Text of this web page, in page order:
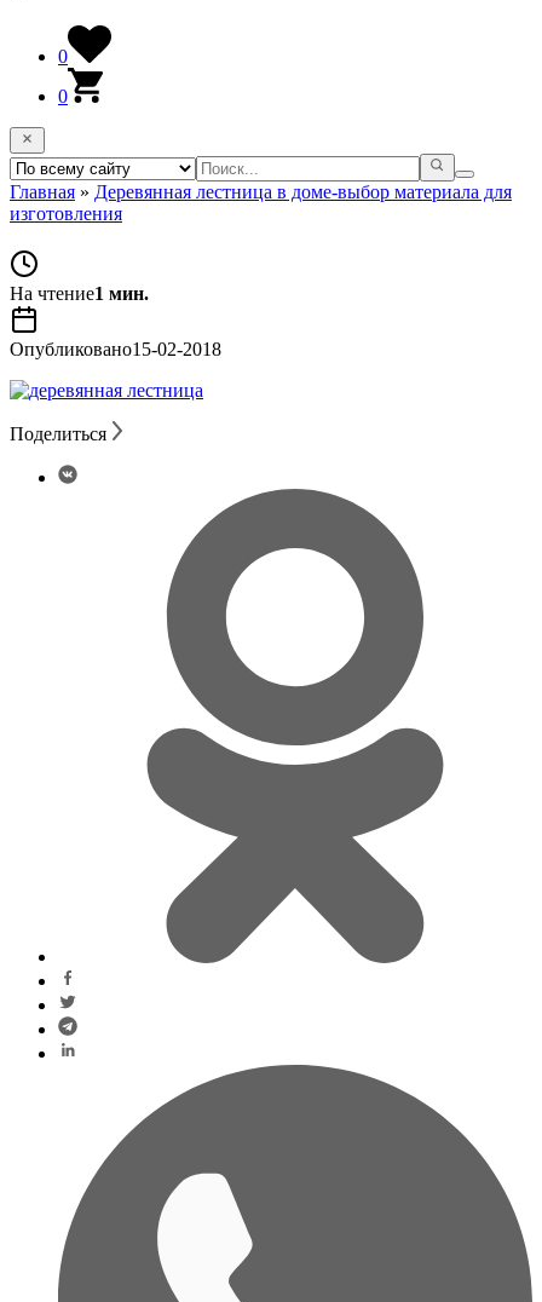
0
0
Главная » Деревянная лестница в доме-выбор материала для
изготовления
На чтение1 мин.
Опубликовано15-02-2018
Поделиться